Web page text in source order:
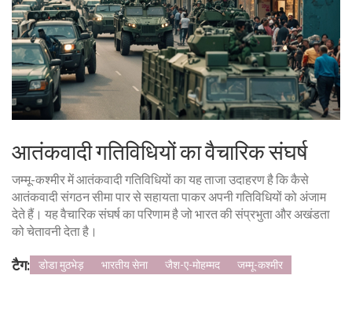
आतंकवादी गतिविधियों का वैचारिक संघर्ष
जम्मू-कश्मीर में आतंकवादी गतिविधियों का यह ताजा उदाहरण है कि कैसे
आतंकवादी संगठन सीमा पार से सहायता पाकर अपनी गतिविधियों को अंजाम
देते हैं। यह वैचारिक संघर्ष का परिणाम है जो भारत की संप्रभुता और अखंडता
को चेतावनी देता है।
टैग: डोडा मुठभेड़ भारतीय सेना जैश-ए-मोहम्मद जम्मू-कश्मीर